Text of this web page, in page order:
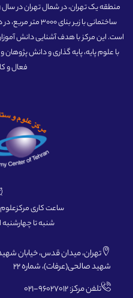
ساختمانی با زیر
است. این مرکز با هدف آشنایی دانش
با علوم پایه، پایه گذاری و دانش
فعال و
ساعت کاری
شنبه تا چهارشنبه از
تهران، میدان قدس، خیابان
شهید صالحی(عرفات)، شماره 22
تلفن مرکز: 96027012-021